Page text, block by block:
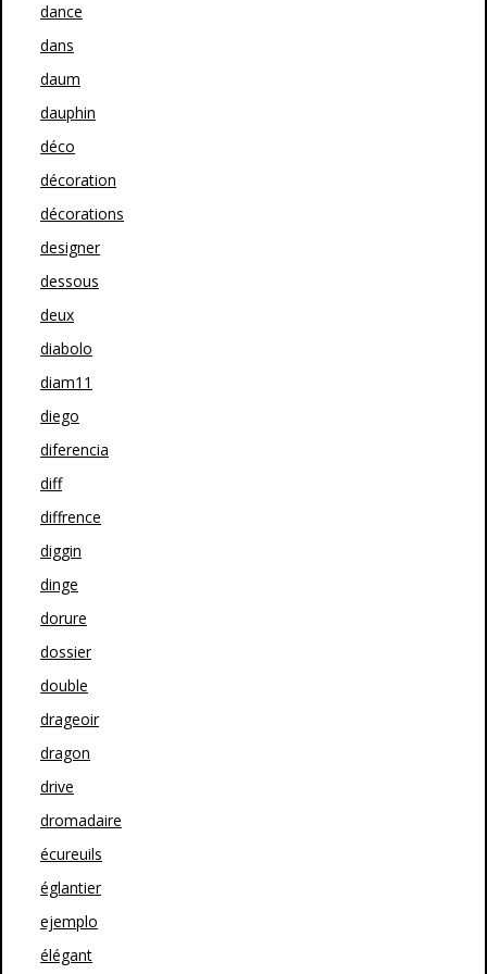
dance
dans
daum
dauphin
déco
décoration
décorations
designer
dessous
deux
diabolo
diam11
diego
diferencia
diff
diffrence
diggin
dinge
dorure
dossier
double
drageoir
dragon
drive
dromadaire
écureuils
églantier
ejemplo
élégant